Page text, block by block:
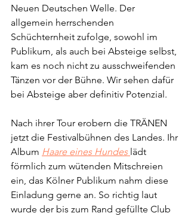
Neuen Deutschen Welle. Der
allgemein herrschenden
Schüchternheit zufolge, sowohl im
Publikum, als auch bei Absteige selbst,
kam es noch nicht zu ausschweifenden
Tänzen vor der Bühne. Wir sehen dafür
bei Absteige aber definitiv Potenzial.
Nach ihrer Tour erobern die TRÄNEN
jetzt die Festivalbühnen des Landes. Ihr
Album Haare eines Hundes lädt
förmlich zum wütenden Mitschreien
ein, das Kölner Publikum nahm diese
Einladung gerne an. So richtig laut
wurde der bis zum Rand gefüllte Club